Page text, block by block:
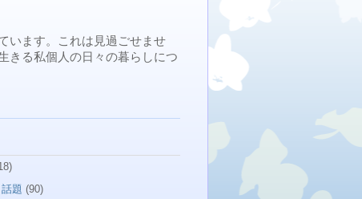
います。これは見過ごせませ
きる私個人の日々の暮らしにつ
題 (90)